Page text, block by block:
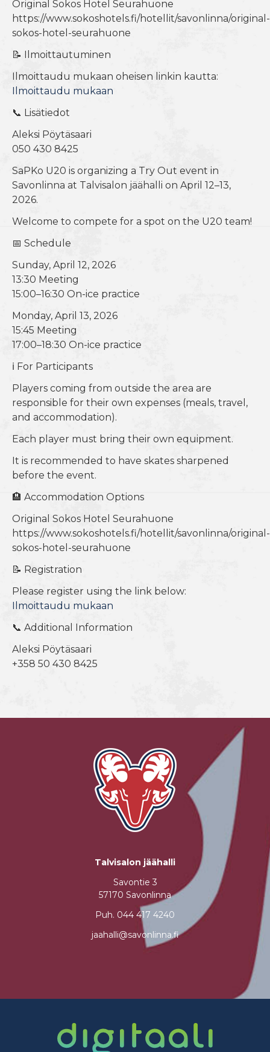
Original Sokos Hotel Seurahuone
https://www.sokoshotels.fi/hotellit/savonlinna/original-
sokos-hotel-seurahuone
📝 Ilmoittautuminen
Ilmoittaudu mukaan oheisen linkin kautta:
Ilmoittaudu mukaan
📞 Lisätiedot
Aleksi Pöytäsaari
050 430 8425
SaPKo U20 is organizing a Try Out event in
Savonlinna at Talvisalon jäähalli on April 12–13,
2026.
Welcome to compete for a spot on the U20 team!
📅 Schedule
Sunday, April 12, 2026
13:30 Meeting
15:00–16:30 On-ice practice
Monday, April 13, 2026
15:45 Meeting
17:00–18:30 On-ice practice
ℹ️ For Participants
Players coming from outside the area are
responsible for their own expenses (meals, travel,
and accommodation).
Each player must bring their own equipment.
It is recommended to have skates sharpened
before the event.
🏨 Accommodation Options
Original Sokos Hotel Seurahuone
https://www.sokoshotels.fi/hotellit/savonlinna/original-
sokos-hotel-seurahuone
📝 Registration
Please register using the link below:
Ilmoittaudu mukaan
📞 Additional Information
Aleksi Pöytäsaari
+358 50 430 8425
Talvisalon jäähalli
Savontie 3
57170 Savonlinna
Puh. 044 417 4240
jaahalli@savonlinna.fi